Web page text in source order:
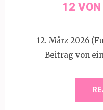
12
12. März 2026
Beitrag von